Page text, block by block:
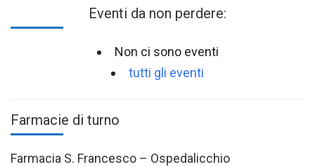
Eventi da non perdere:
Non ci sono eventi
tutti gli eventi
Farmacie di turno
Farmacia S. Francesco – Ospedalicchio